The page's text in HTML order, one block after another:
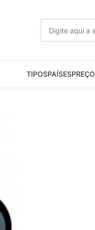
TIPOSPAÍSESPREÇO